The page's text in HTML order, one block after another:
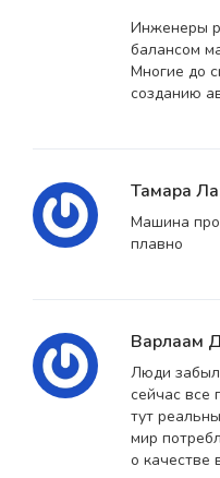
Инженеры
балансом
Многие до
созданию
Тамара
Машина
плавно
Варлаам
Люди
сейчас все
тут
мир
о качестве